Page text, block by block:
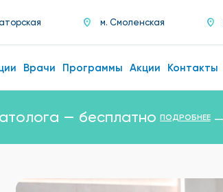
м. Смоленская
Врачи Программы Акции Контакты
— бесплатно ПОДРОБНЕЕ